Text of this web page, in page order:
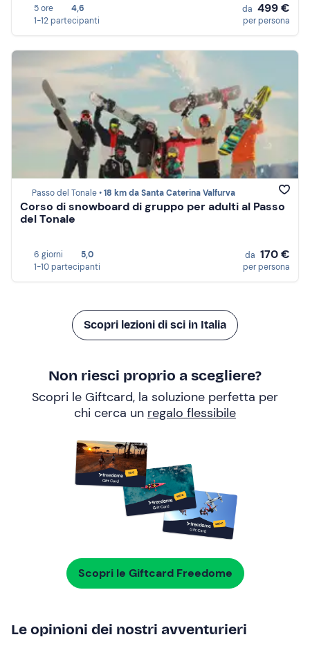
5 ore
4,6
1-12 partecipanti
da 499 €
per persona
Passo del Tonale •18 km da Santa Caterina Valfurva
Corso di snowboard di gruppo per adulti al Passo
del Tonale
6 giorni
5,0
1-10 partecipanti
da 170 €
per persona
Scopri lezioni di sci in Italia
Non riesci proprio a scegliere?
Scopri le Giftcard, la soluzione perfetta per
chi cerca un regalo flessibile
Scopri le Giftcard Freedome
Le opinioni dei nostri avventurieri